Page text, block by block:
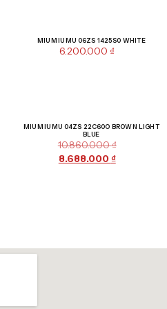
MIU MIU MU 06ZS 1425S0 WHITE
6.200.000 ₫
MIU MIU MU 04ZS 22C60O BROWN LIGHT
BLUE
10.860.000₫
8.688.000 ₫